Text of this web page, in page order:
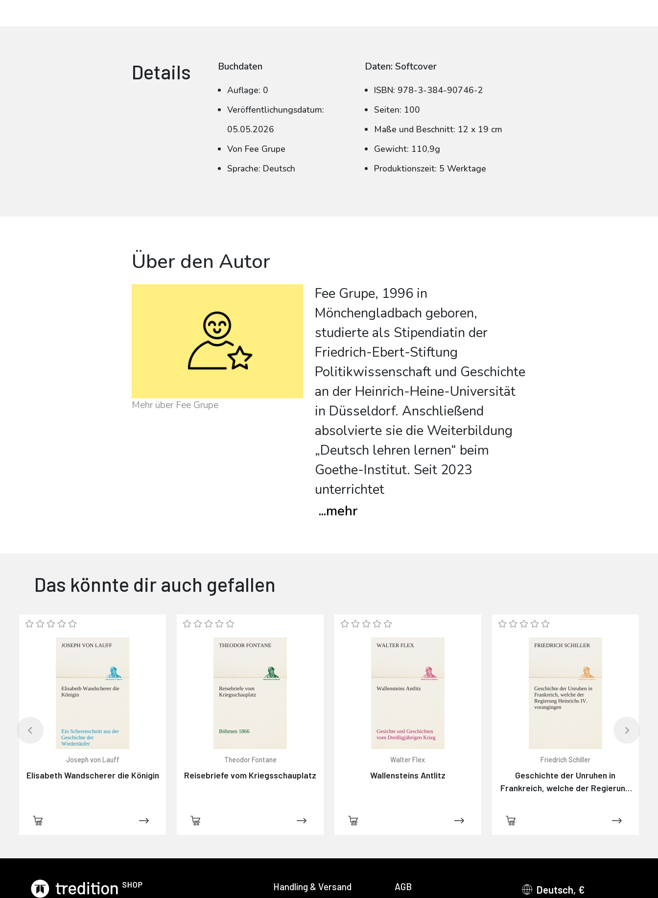
Details Buchdaten
Auflage: 0
Veröffentlichungsdatum:
05.05.2026
Von Fee Grupe
Sprache: Deutsch
Daten: Softcover
ISBN: 978-3-384-90746-2
Seiten: 100
Maße und Beschnitt: 12 x 19 cm
Gewicht: 110,9g
Produktionszeit: 5 Werktage
Über den Autor
Mehr über Fee Grupe
Fee Grupe, 1996 in
Mönchengladbach geboren,
studierte als Stipendiatin der
Friedrich-Ebert-Stiftung
Politikwissenschaft und Geschichte
an der Heinrich-Heine-Universität
in Düsseldorf. Anschließend
absolvierte sie die Weiterbildung
„Deutsch lehren lernen“ beim
Goethe-Institut. Seit 2023
unterrichtet
...mehr
Das könnte dir auch gefallen
Joseph von Lauff
Elisabeth Wandscherer die Königin
Theodor Fontane
Reisebriefe vom Kriegsschauplatz
Walter Flex
Wallensteins Antlitz
Friedrich Schiller
Geschichte der Unruhen in
Frankreich, welche der Regierung
Handling & Versand
AGB
Deutsch, €